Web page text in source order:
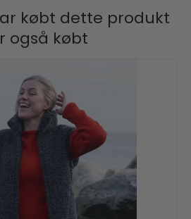
købt dette produkt
også købt